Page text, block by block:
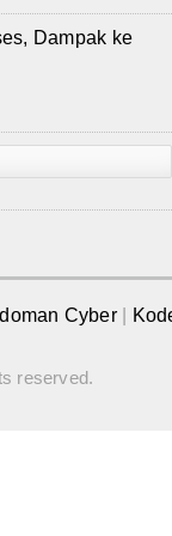
Dampak ke
Cyber
reserved.